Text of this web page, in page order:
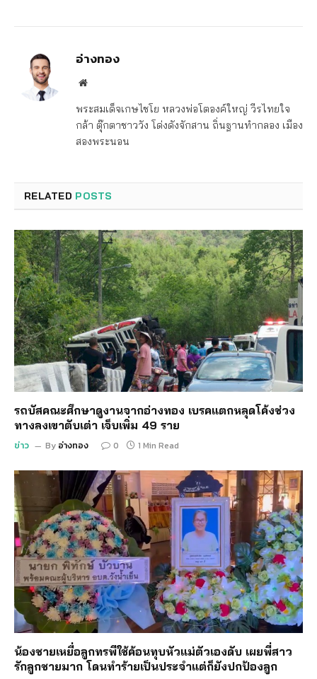
อ่างทอง
Website
พระสมเด็จเกษไชโย หลวงพ่อโตองค์ใหญ่ วีรไทยใจ
กล้า ตุ๊กตาชาววัง โด่งดังจักสาน ถิ่นฐานทำกลอง เมือง
สองพระนอน
RELATED POSTS
รถบัสคณะศึกษาดูงานจากอ่างทอง เบรคแตกหลุดโค้งช่วง
ทางลงเขาตับเต่า เจ็บเพิ่ม 49 ราย
ข่าว By อ่างทอง 0 1 Min Read
น้องชายเหยื่อลูกทรพีใช้ค้อนทุบหัวแม่ตัวเองดับ เผยพี่สาว
รักลูกชายมาก โดนทำร้ายเป็นประจำแต่ก็ยังปกป้องลูก